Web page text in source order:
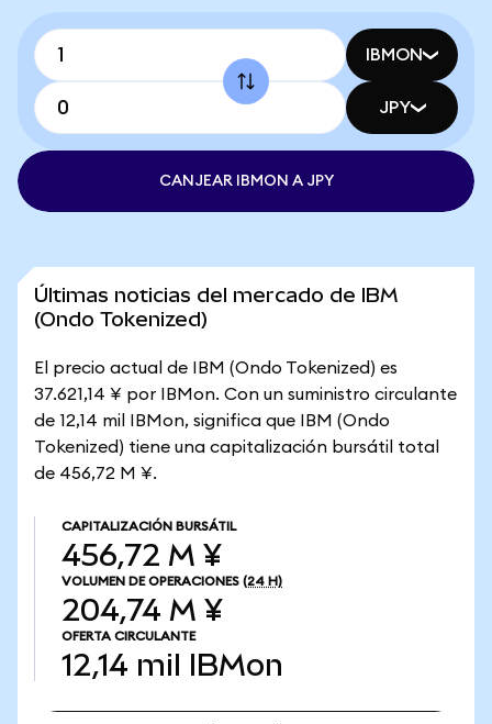
IBMON
JPY
CANJEAR IBMON A JPY
Últimas noticias del mercado de IBM
(Ondo Tokenized)
El precio actual de IBM (Ondo Tokenized) es
37.621,14 ¥ por IBMon. Con un suministro circulante
de 12,14 mil IBMon, significa que IBM (Ondo
Tokenized) tiene una capitalización bursátil total
de 456,72 M ¥.
CAPITALIZACIÓN BURSÁTIL
456,72 M ¥
VOLUMEN DE OPERACIONES (24 H)
204,74 M ¥
OFERTA CIRCULANTE
12,14 mil IBMon